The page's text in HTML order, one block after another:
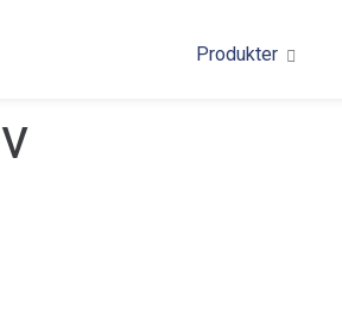
Produkter